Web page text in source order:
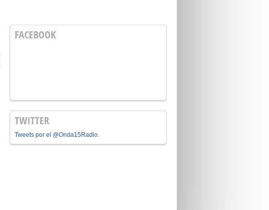
FACEBOOK
TWITTER
Tweets por el @Onda15Radio.